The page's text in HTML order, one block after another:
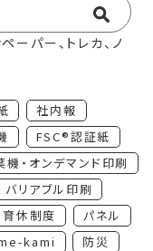
ーパー、トレカ、ノ
社内報
FSC®認証紙
機・オンデマンド印刷
バリアブル印刷
育休制度
パネル
kami
防災